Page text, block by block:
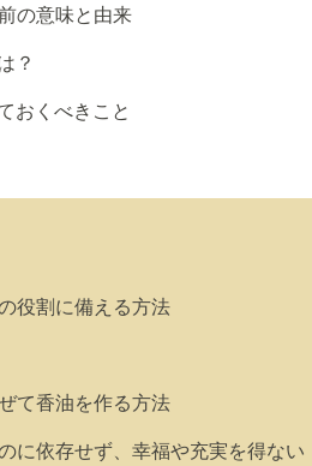
の意味と由来
？
おくべきこと
役割に備える方法
て香油を作る方法
に依存せず、幸福や充実を得ない